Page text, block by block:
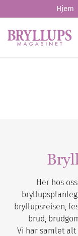
Hjem
Her hos
bryllupsreisen,
brud,
Vi har samlet